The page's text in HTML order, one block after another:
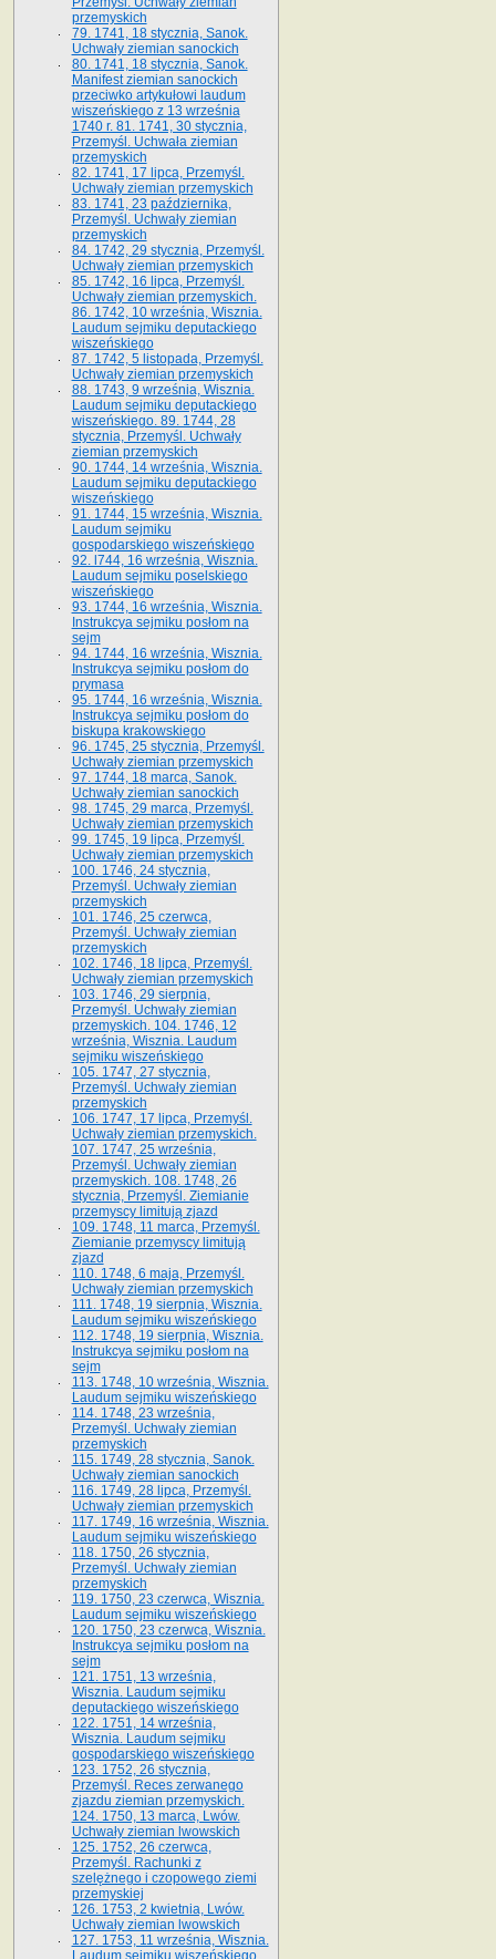
przemyskich
79. 1741, 18 stycznia, Sanok.
Uchwały ziemian sanockich
80. 1741, 18 stycznia, Sanok.
Manifest ziemian sanockich
przeciwko artykułowi laudum
wiszeńskiego z 13 wrze­śnia
1740 r. 81. 1741, 30 stycznia,
Przemyśl. Uchwała ziemian
przemyskich
82. 1741, 17 lipca, Przemyśl.
Uchwały ziemian przemyskich
83. 1741, 23 października,
Przemyśl. Uchwały ziemian
przemyskich
84. 1742, 29 stycznia, Przemyśl.
Uchwały ziemian przemyskich
85. 1742, 16 lipca, Przemyśl.
Uchwały ziemian przemyskich.
86. 1742, 10 września, Wisznia.
Laudum sejmiku deputackiego
wiszeńskiego
87. 1742, 5 listopada, Przemyśl.
Uchwały ziemian przemyskich
88. 1743, 9 września, Wisznia.
Laudum sejmiku deputackiego
wiszeńskiego. 89. 1744, 28
stycznia, Przemyśl. Uchwały
ziemian przemyskich
90. 1744, 14 września, Wisznia.
Laudum sejmiku deputackiego
wiszeńskiego
91. 1744, 15 września, Wisznia.
Laudum sejmiku
gospodarskiego wiszeńskiego
92. l744, 16 września, Wisznia.
Laudum sejmiku poselskiego
wiszeńskiego
93. 1744, 16 września, Wisznia.
Instrukcya sejmiku posłom na
sejm
94. 1744, 16 września, Wisznia.
Instrukcya sejmiku posłom do
prymasa
95. 1744, 16 września, Wisznia.
Instrukcya sejmiku posłom do
biskupa krakowskiego
96. 1745, 25 stycznia, Przemyśl.
Uchwały ziemian przemyskich
97. 1744, 18 marca, Sanok.
Uchwały ziemian sanockich
98. 1745, 29 marca, Przemyśl.
Uchwały ziemian przemyskich
99. 1745, 19 lipca, Przemyśl.
Uchwały ziemian przemyskich
100. 1746, 24 stycznia,
Przemyśl. Uchwały ziemian
przemyskich
101. 1746, 25 czerwca,
Przemyśl. Uchwały ziemian
przemyskich
102. 1746, 18 lipca, Przemyśl.
Uchwały ziemian przemyskich
103. 1746, 29 sierpnia,
Przemyśl. Uchwały ziemian
przemyskich. 104. 1746, 12
września, Wisznia. Laudum
sejmiku wiszeńskiego
105. 1747, 27 stycznia,
Przemyśl. Uchwały ziemian
przemyskich
106. 1747, 17 lipca, Przemyśl.
Uchwały ziemian przemyskich.
107. 1747, 25 września,
Przemyśl. Uchwały ziemian
przemyskich. 108. 1748, 26
stycznia, Przemyśl. Ziemianie
przemyscy limitują zjazd
109. 1748, 11 marca, Przemyśl.
Ziemianie przemyscy limitują
zjazd
110. 1748, 6 maja, Przemyśl.
Uchwały ziemian przemyskich
111. 1748, 19 sierpnia, Wisznia.
Laudum sejmiku wiszeńskiego
112. 1748, 19 sierpnia, Wisznia.
Instrukcya sejmiku posłom na
sejm
113. 1748, 10 września, Wisznia.
Laudum sejmiku wiszeńskiego
114. 1748, 23 września,
Przemyśl. Uchwały ziemian
przemyskich
115. 1749, 28 stycznia, Sanok.
Uchwały ziemian sanockich
116. 1749, 28 lipca, Przemyśl.
Uchwały ziemian przemyskich
117. 1749, 16 września, Wisznia.
Laudum sejmiku wiszeńskiego
118. 1750, 26 stycznia,
Przemyśl. Uchwały ziemian
przemyskich
119. 1750, 23 czerwca, Wisznia.
Laudum sejmiku wiszeńskiego
120. 1750, 23 czerwca, Wisznia.
Instrukcya sejmiku posłom na
sejm
121. 1751, 13 września,
Wisznia. Laudum sejmiku
deputackiego wiszeńskiego
122. 1751, 14 września,
Wisznia. Laudum sejmiku
gospodarskiego wiszeńskiego
123. 1752, 26 stycznia,
Przemyśl. Reces zerwanego
zjazdu ziemian przemyskich.
124. 1750, 13 marca, Lwów.
Uchwały ziemian lwowskich
125. 1752, 26 czerwca,
Przemyśl. Rachunki z
szelężnego i czopowego ziemi
przemyskiej
126. 1753, 2 kwietnia, Lwów.
Uchwały ziemian lwowskich
127. 1753, 11 września, Wisznia.
Laudum sejmiku wiszeńskiego